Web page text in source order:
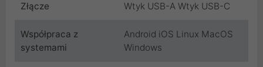
Złącze Wtyk USB-A Wtyk USB-C
Współpraca z
systemami
Android iOS Linux MacOS
Windows